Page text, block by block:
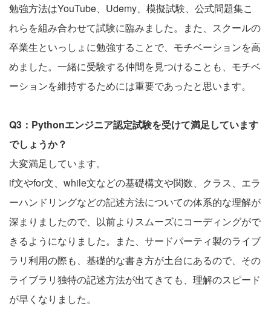
勉強方法はYouTube、Udemy、模擬試験、公式問題集こ
れらを組み合わせて試験に臨みました。また、スクールの
卒業生といっしょに勉強することで、モチベーションを高
めました。一緒に受験する仲間を見つけることも、モチベ
ーションを維持するためには重要であったと思います。
Q3：Pythonエンジニア認定試験を受けて満足しています
でしょうか？
大変満足しています。
if文やfor文、while文などの基礎構文や関数、クラス、エラ
ーハンドリングなどの記述方法についての体系的な理解が
深まりましたので、以前よりスムーズにコーディングがで
きるようになりました。また、サードパーティ製のライブ
ラリ利用の際も、基礎的な書き方が土台にあるので、その
ライブラリ独特の記述方法が出てきても、理解のスピード
が早くなりました。